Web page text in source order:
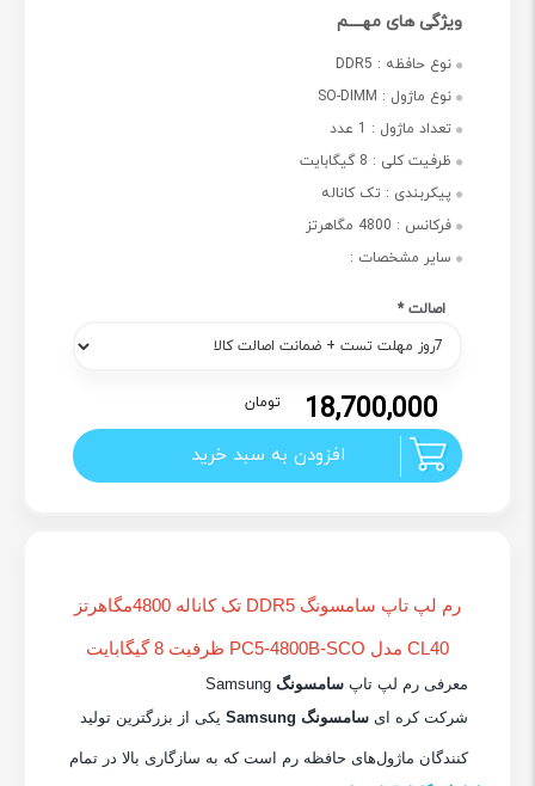
ویژگی های مهــــم
نوع حافظه : DDR5
نوع ماژول : SO-DIMM
تعداد ماژول : 1 عدد
ظرفیت کلی : 8 گیگابایت
پیکربندی : تک کاناله
فرکانس : 4800 مگاهرتز
سایر مشخصات :
اصالت*
18,700,000 تومان
افزودن به سبد خرید
رم لپ تاپ سامسونگ DDR5 تک کاناله 4800مگاهرتز
CL40 مدل PC5-4800B-SCO ظرفیت 8 گیگابایت
معرفی رم لپ تاپ سامسونگSamsung
شرکت کره ای سامسونگ Samsung یکی از بزرگترین تولید
کنندگان ماژول‌های حافظه رم است که به سازگاری بالا در تمام